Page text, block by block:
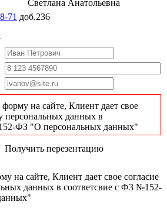
Светлана Анатольевна
71 доб.236
на сайте, Клиент дает свое
персональных данных в
ФЗ "О персональных данных"
Получить перезентацию
на сайте, Клиент дает свое согласие
данных в соответсвие с ФЗ №152-